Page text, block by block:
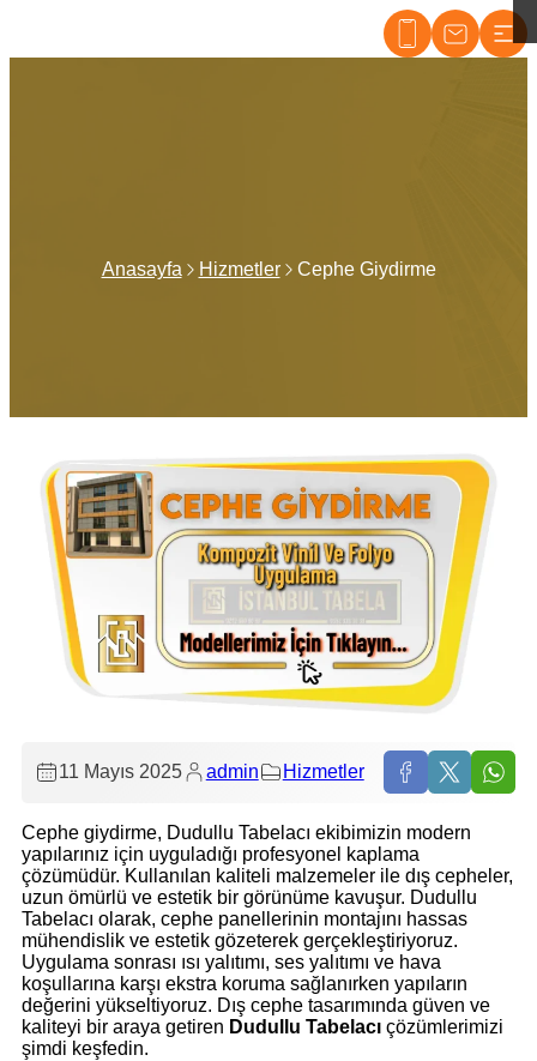
Anasayfa Hizmetler Cephe Giydirme
11 Mayıs 2025 admin Hizmetler
Cephe giydirme, Dudullu Tabelacı ekibimizin modern
yapılarınız için uyguladığı profesyonel kaplama
çözümüdür. Kullanılan kaliteli malzemeler ile dış cepheler,
uzun ömürlü ve estetik bir görünüme kavuşur. Dudullu
Tabelacı olarak, cephe panellerinin montajını hassas
mühendislik ve estetik gözeterek gerçekleştiriyoruz.
Uygulama sonrası ısı yalıtımı, ses yalıtımı ve hava
koşullarına karşı ekstra koruma sağlanırken yapıların
değerini yükseltiyoruz. Dış cephe tasarımında güven ve
kaliteyi bir araya getiren Dudullu Tabelacı çözümlerimizi
şimdi keşfedin.